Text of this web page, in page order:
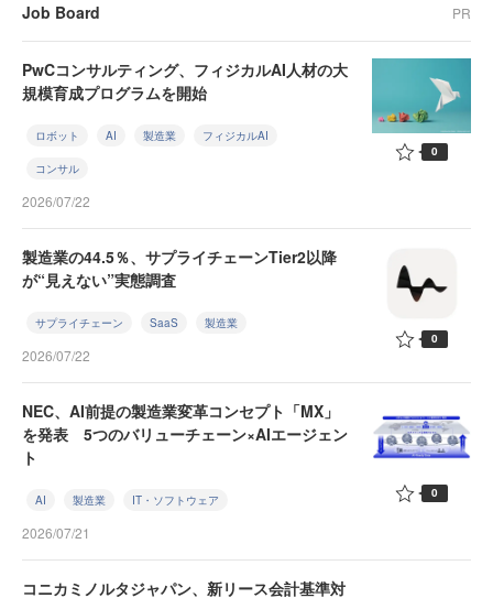
Job Board PR
PwCコンサルティング、フィジカルAI人材の大
規模育成プログラムを開始
ロボット AI 製造業 フィジカルAI
コンサル
2026/07/22
0
製造業の44.5％、サプライチェーンTier2以降
が“見えない”実態調査
サプライチェーン SaaS 製造業
2026/07/22
0
NEC、AI前提の製造業変革コンセプト「MX」
を発表 5つのバリューチェーン×AIエージェン
ト
AI 製造業 IT・ソフトウェア
2026/07/21
0
コニカミノルタジャパン、新リース会計基準対